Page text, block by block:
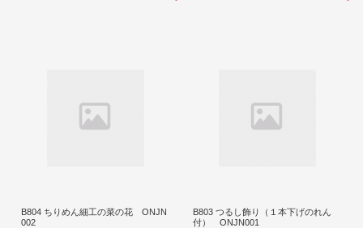
B804 ちりめん細工の菜の花 ONJN
002
B803 つるし飾り（１本下げのれん
付） ONJN001